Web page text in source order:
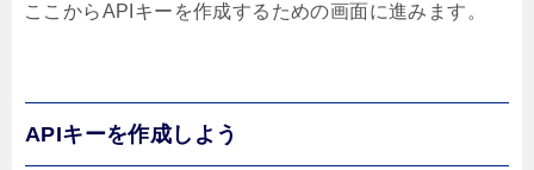
ここからAPIキーを作成するための画面に進みます。
APIキーを作成しよう